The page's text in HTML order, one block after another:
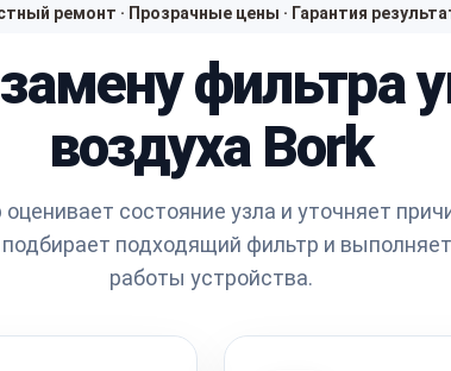
ремонт · Прозрачные цены · Гарантия
фильтра
воздуха Bork
состояние узла и уточняет
подходящий фильтр и
работы устройства.